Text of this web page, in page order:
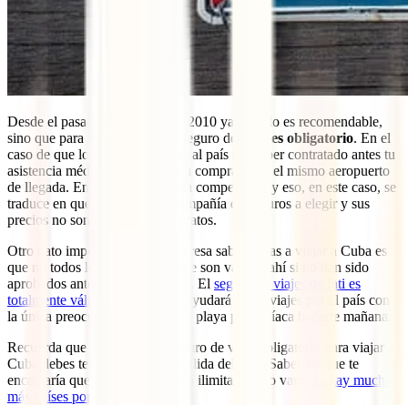
Desde el pasado 1 de Mayo de 2010 ya no solo es recomendable,
sino que para viajar a Cuba el seguro de viaje es obligatorio. En el
caso de que lo olvides y llegues al país sin haber contratado antes tu
asistencia médica, te obligarán a comprarla en el mismo aeropuerto
de llegada. En Cuba no existe la competencia y eso, en este caso, se
traduce en que solo hay una compañía de seguros a elegir y sus
precios no son precisamente baratos.
Otro dato importante que te interesa saber si vas a viajar a Cuba es
que no todos los seguros de viaje son válidos ahí si no han sido
aprobados antes por el gobierno. El seguro de viajes de Iati es
totalmente válido en Cuba
y te ayudará a que viajes por el país con
la única preocupación de en que playa paradisíaca bañarte mañana.
Recuerda que además de tu seguro de viaje obligatorio para viajar a
Cuba debes tener un vuelo de salida del país. Sabemos que te
encantaría quedarte ahí de forma ilimitada pero vamos, ¡
hay muchos
más países por descubrir